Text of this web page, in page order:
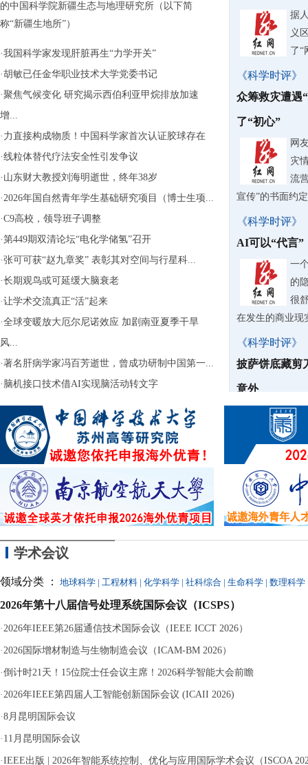
的中国科学院新疆生态与地理研究所（以下简
称“新疆生地所”）
·我国科学家发现肝脏再生“力学开关”
·胡敏已任金华职业技术大学党委书记
·聚焦气候变化 研究揭示西伯利亚甲烷排放加速
增...
· 力直接构成物质！中国科学家首次认证胶球存在
·线粒体替代疗法安全性引发争议
· 山东财大教授刘海明逝世，终年38岁
·2026年国自然青年学生基础研究项目（博士生项...
·C9高校，领导班子调整
·第449期双清论坛“电化学储氢”召开
·张可可获“赵九章奖” 表彰其对空间与行星科...
·长期观鸟或可延缓大脑衰老
·让学术交流真正“活”起来
·全球变暖放大厄尔尼诺效应 加剧南亚夏季干旱
风...
·著名肝病学家冯百芳逝世，曾成功研制中国第一...
· 脑机接口技术借AI实现脑活动转文字
据
义
了“
《科学时评》
众筹救灾遭遇
了“初心”
网
灾
流
宣传”的书面约
《科学时评》
AI可以“代言”
一
的
很
在发生的商业现
《科学时评》
披萨饼底藏剪
意外
据
40
话
学术会议
领域分类 ： 地球科学 | 工程材料 | 化学科学 | 社科综合 | 生命科学 | 数理科学
2026年第十八届信号处理系统国际会议（ICSPS）
·2026年IEEE第26届通信技术国际会议（IEEE ICCT 2026）
·2026国际增材制造与生物制造会议（ICAM-BM 2026）
·倒计时21天！15位院士任会议主席！2026科学智能大会前瞻
·2026年IEEE第四届人工智能创新国际会议 (ICAII 2026)
·8月昆明国际会议
· 11月昆明国际会议
·IEEE出版 | 2026年智能系统控制、优化与应用国际学术会议（ISCOA